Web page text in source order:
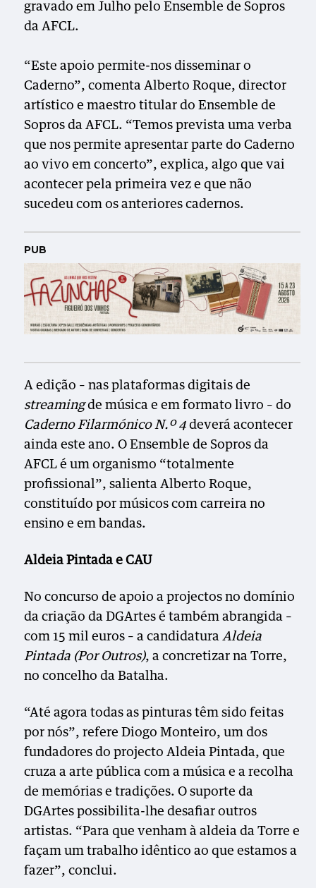
gravado em Julho pelo Ensemble de Sopros
da AFCL.
“Este apoio permite-nos disseminar o
Caderno”, comenta Alberto Roque, director
artístico e maestro titular do Ensemble de
Sopros da AFCL. “Temos prevista uma verba
que nos permite apresentar parte do Caderno
ao vivo em concerto”, explica, algo que vai
acontecer pela primeira vez e que não
sucedeu com os anteriores cadernos.
PUB
A edição – nas plataformas digitais de
streamingde música e em formato livro – do
Caderno Filarmónico N.º 4 deverá acontecer
ainda este ano. O Ensemble de Sopros da
AFCL é um organismo “totalmente
profissional”, salienta Alberto Roque,
constituído por músicos com carreira no
ensino e em bandas.
Aldeia Pintada e CAU
No concurso de apoio a projectos no domínio
da criação da DGArtes é também abrangida –
com 15 mil euros – a candidaturaAldeia
Pintada (Por Outros), a concretizar na Torre,
no concelho da Batalha.
“Até agora todas as pinturas têm sido feitas
por nós”, refere Diogo Monteiro, um dos
fundadores do projecto Aldeia Pintada, que
cruza a arte pública com a música e a recolha
de memórias e tradições. O suporte da
DGArtes possibilita-lhe desafiar outros
artistas. “Para que venham à aldeia da Torre e
façam um trabalho idêntico ao que estamos a
fazer”, conclui.